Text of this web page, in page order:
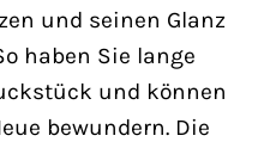
und seinen Glanz
haben Sie lange
und können
bewundern. Die